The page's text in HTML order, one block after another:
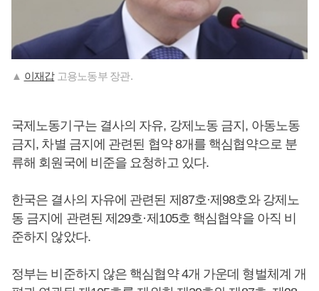
▲ 이재갑고용노동부 장관.
국제노동기구는 결사의 자유, 강제노동 금지, 아동노동
금지, 차별 금지에 관련된 협약 8개를 핵심협약으로 분
류해 회원국에 비준을 요청하고 있다.
한국은 결사의 자유에 관련된 제87호·제98호와 강제노
동 금지에 관련된 제29호·제105호 핵심협약을 아직 비
준하지 않았다.
정부는 비준하지 않은 핵심협약 4개 가운데 형벌체계 개